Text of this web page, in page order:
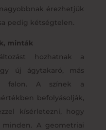
érezhetjük
pedig kétségtelen.
minták
hozhatnak a
új ágytakaró, más
falon. A színek a
befolyásolják,
kísérletezni, hogy
A geometriai